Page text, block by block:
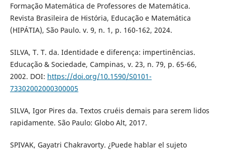
Formação Matemática de Professores de Matemática.
Revista Brasileira de História, Educação e Matemática
(HIPÁTIA), São Paulo. v. 9, n. 1, p. 160-162, 2024.
SILVA, T. T. da. Identidade e diferença: impertinências.
Educação & Sociedade, Campinas, v. 23, n. 79, p. 65-66,
2002. DOI: https://doi.org/10.1590/S0101-
73302002000300005
SILVA, Igor Pires da. Textos cruéis demais para serem lidos
rapidamente. São Paulo: Globo Alt, 2017.
SPIVAK, Gayatri Chakravorty. ¿Puede hablar el sujeto